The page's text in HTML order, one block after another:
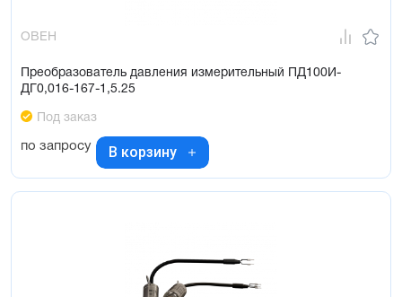
ОВЕН
Преобразователь давления измерительный ПД100И-
ДГ0,016-167-1,5.25
Под заказ
по запросу В корзину